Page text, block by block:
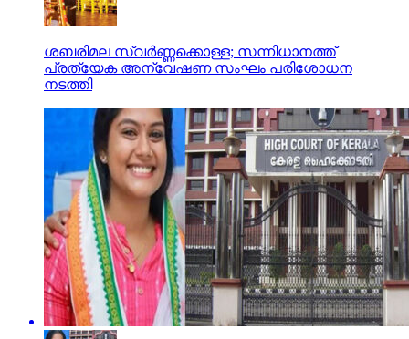
ശബരിമല സ്വര്‍ണ്ണക്കൊള്ള; സന്നിധാനത്ത്
പ്രത്യേക അന്വേഷണ സംഘം പരിശോധന
നടത്തി